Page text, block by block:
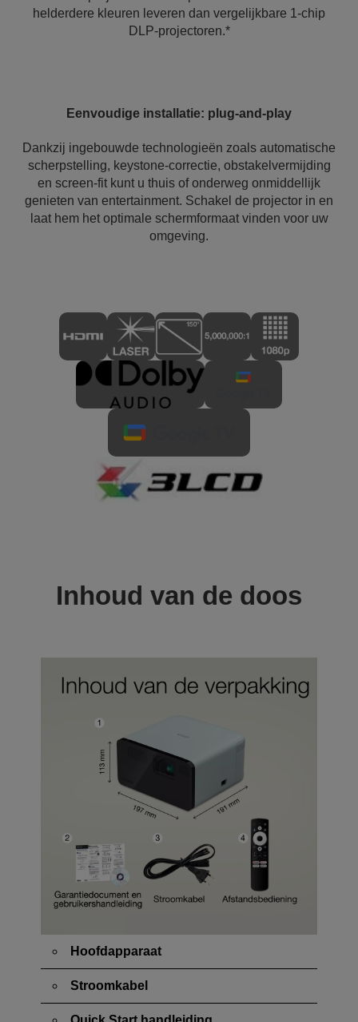
helderdere kleuren leveren dan vergelijkbare 1-chip
DLP-projectoren.*
Eenvoudige installatie: plug-and-play
Dankzij ingebouwde technologieën zoals automatische
scherpstelling, keystone-correctie, obstakelvermijding
en screen-fit kunt u thuis of onderweg onmiddellijk
genieten van entertainment. Schakel de projector in en
laat hem het optimale schermformaat vinden voor uw
omgeving.
Inhoud van de doos
Hoofdapparaat
Stroomkabel